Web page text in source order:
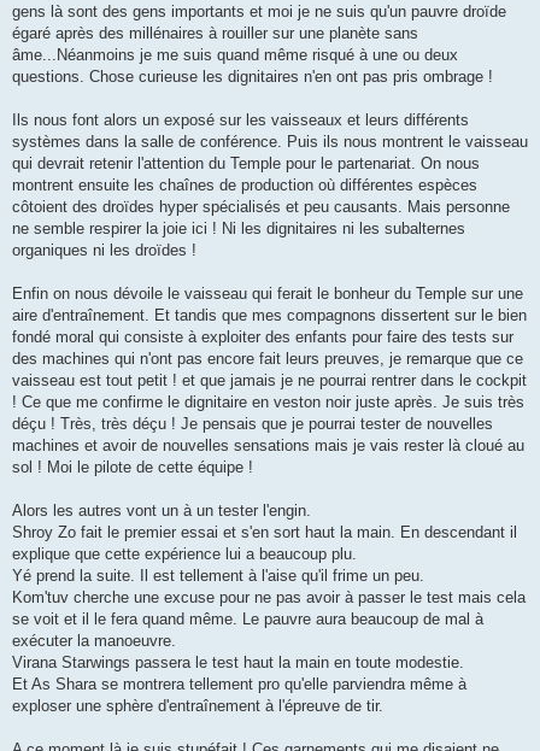
gens là sont des gens importants et moi je ne suis qu'un pauvre droïde
égaré après des millénaires à rouiller sur une planète sans
âme...Néanmoins je me suis quand même risqué à une ou deux
questions. Chose curieuse les dignitaires n'en ont pas pris ombrage !
Ils nous font alors un exposé sur les vaisseaux et leurs différents
systèmes dans la salle de conférence. Puis ils nous montrent le vaisseau
qui devrait retenir l'attention du Temple pour le partenariat. On nous
montrent ensuite les chaînes de production où différentes espèces
côtoient des droïdes hyper spécialisés et peu causants. Mais personne
ne semble respirer la joie ici ! Ni les dignitaires ni les subalternes
organiques ni les droïdes !
Enfin on nous dévoile le vaisseau qui ferait le bonheur du Temple sur une
aire d'entraînement. Et tandis que mes compagnons dissertent sur le bien
fondé moral qui consiste à exploiter des enfants pour faire des tests sur
des machines qui n'ont pas encore fait leurs preuves, je remarque que ce
vaisseau est tout petit ! et que jamais je ne pourrai rentrer dans le cockpit
! Ce que me confirme le dignitaire en veston noir juste après. Je suis très
déçu ! Très, très déçu ! Je pensais que je pourrai tester de nouvelles
machines et avoir de nouvelles sensations mais je vais rester là cloué au
sol ! Moi le pilote de cette équipe !
Alors les autres vont un à un tester l'engin.
Shroy Zo fait le premier essai et s'en sort haut la main. En descendant il
explique que cette expérience lui a beaucoup plu.
Yé prend la suite. Il est tellement à l'aise qu'il frime un peu.
Kom'tuv cherche une excuse pour ne pas avoir à passer le test mais cela
se voit et il le fera quand même. Le pauvre aura beaucoup de mal à
exécuter la manoeuvre.
Virana Starwings passera le test haut la main en toute modestie.
Et As Shara se montrera tellement pro qu'elle parviendra même à
exploser une sphère d'entraînement à l'épreuve de tir.